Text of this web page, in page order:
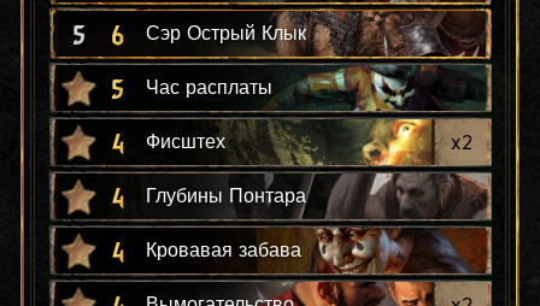
5 6 Сэр Острый Клык
5 Час расплаты
4 Фисштех x2
4 Глубины Понтара
4 Кровавая забава